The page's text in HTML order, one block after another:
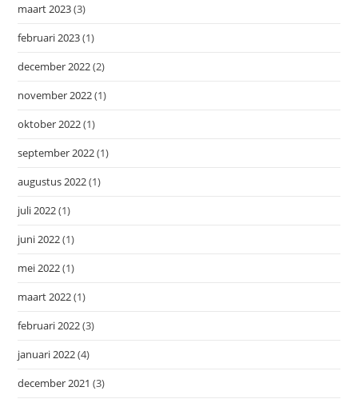
maart 2023(3)
februari 2023(1)
december 2022(2)
november 2022(1)
oktober 2022(1)
september 2022(1)
augustus 2022(1)
juli 2022(1)
juni 2022(1)
mei 2022(1)
maart 2022(1)
februari 2022(3)
januari 2022(4)
december 2021 (3)